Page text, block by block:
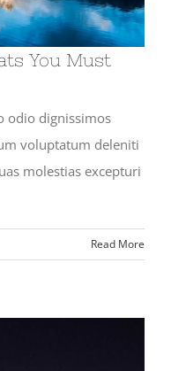
You Must
odio dignissimos
voluptatum deleniti
molestias excepturi
Read More